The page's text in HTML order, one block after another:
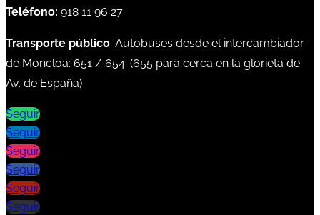
Teléfono: 918 11 96 27
Transporte público: Autobuses desde el intercambiador
de Moncloa: 651 / 654. (655 para cerca en la glorieta de
Av. de España)
Seguir
Seguir
Seguir
Seguir
Seguir
Seguir